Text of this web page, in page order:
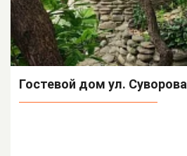
Гостевой дом ул. Суворова